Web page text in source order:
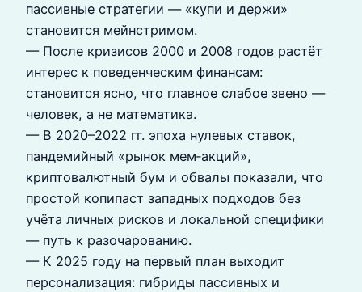
пассивные стратегии — «купи и держи»
становится мейнстримом.
— После кризисов 2000 и 2008 годов растёт
интерес к поведенческим финансам:
становится ясно, что главное слабое звено —
человек, а не математика.
— В 2020–2022 гг. эпоха нулевых ставок,
пандемийный «рынок мем‑акций»,
криптовалютный бум и обвалы показали, что
простой копипаст западных подходов без
учёта личных рисков и локальной специфики
— путь к разочарованию.
— К 2025 году на первый план выходит
персонализация: гибриды пассивных и